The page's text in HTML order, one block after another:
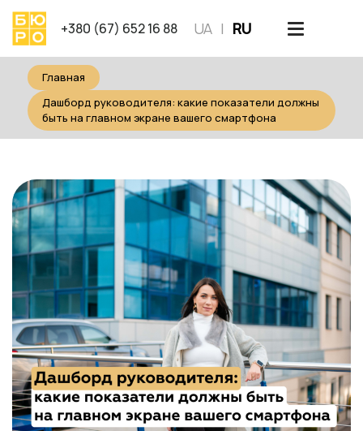
Skip
content
+380 (67) 652 16 88 UA RU
Главная
Дашборд руководителя: какие показатели должны
быть на главном экране вашего смартфона